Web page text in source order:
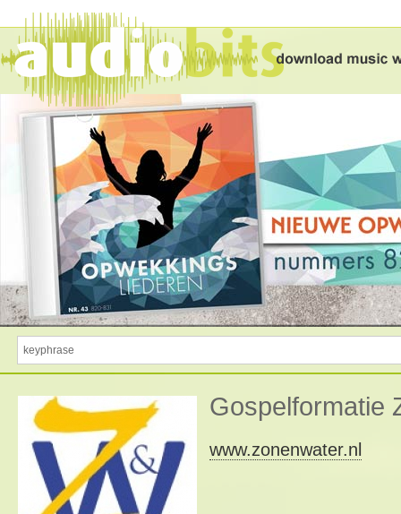
Gospelformatie
www.zonenwater.nl